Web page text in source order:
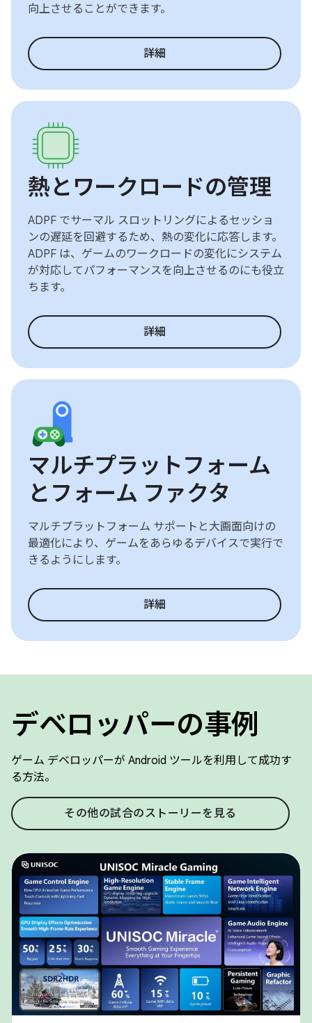
向上させることができます。
詳細
熱とワークロードの管理
ADPF でサーマル スロットリングによるセッショ
ンの遅延を回避するため、熱の変化に応答します。
ADPF は、ゲームのワークロードの変化にシステム
が対応してパフォーマンスを向上させるのにも役立
ちます。
詳細
マルチプラットフォーム
とフォーム ファクタ
マルチプラットフォーム サポートと大画面向けの
最適化により、ゲームをあらゆるデバイスで実行で
きるようにします。
詳細
デベロッパーの事例
ゲーム デベロッパーが Android ツールを利用して成功す
る方法。
その他の試合のストーリーを見る